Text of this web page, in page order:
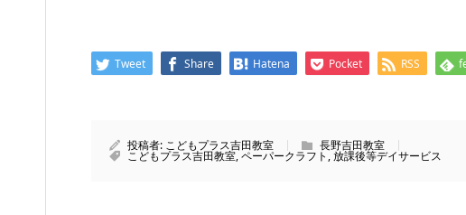
Tweet Share Hatena Pocket RSS
投稿者: こどもプラス吉田教室 長野吉田教室
こどもプラス吉田教室,ペーパークラフト ,放課後等デイサービス